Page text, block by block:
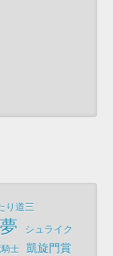
り道三
夢 シュライク
士 凱旋門賞